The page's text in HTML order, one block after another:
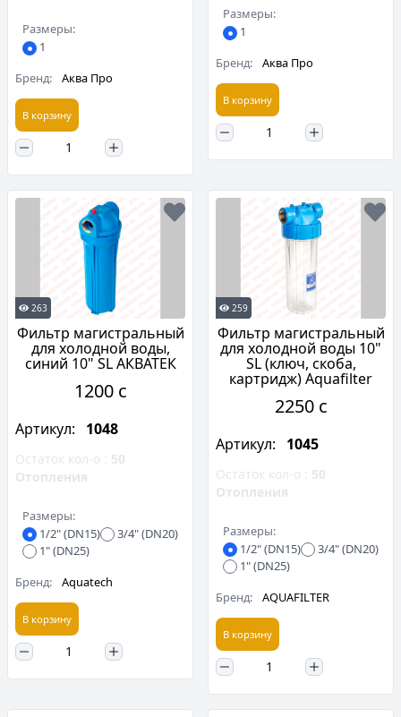
Размеры:
1
Бренд:
Аква Про
В корзину
Размеры:
1
Бренд:
Аква Про
В корзину
263
Фильтр магистральный
для холодной воды,
синий 10" SL АКВАТЕК
1200 c
Артикул: 1048
Остаток кол-о : 50
Отопления
Размеры:
1/2" (DN15)
3/4" (DN20)
1" (DN25)
Бренд:
Aquatech
В корзину
259
Фильтр магистральный
для холодной воды 10"
SL (ключ, скоба,
картридж) Aquafilter
2250 c
Артикул: 1045
Остаток кол-о : 50
Отопления
Размеры:
1/2" (DN15)
3/4" (DN20)
1" (DN25)
Бренд:
AQUAFILTER
В корзину